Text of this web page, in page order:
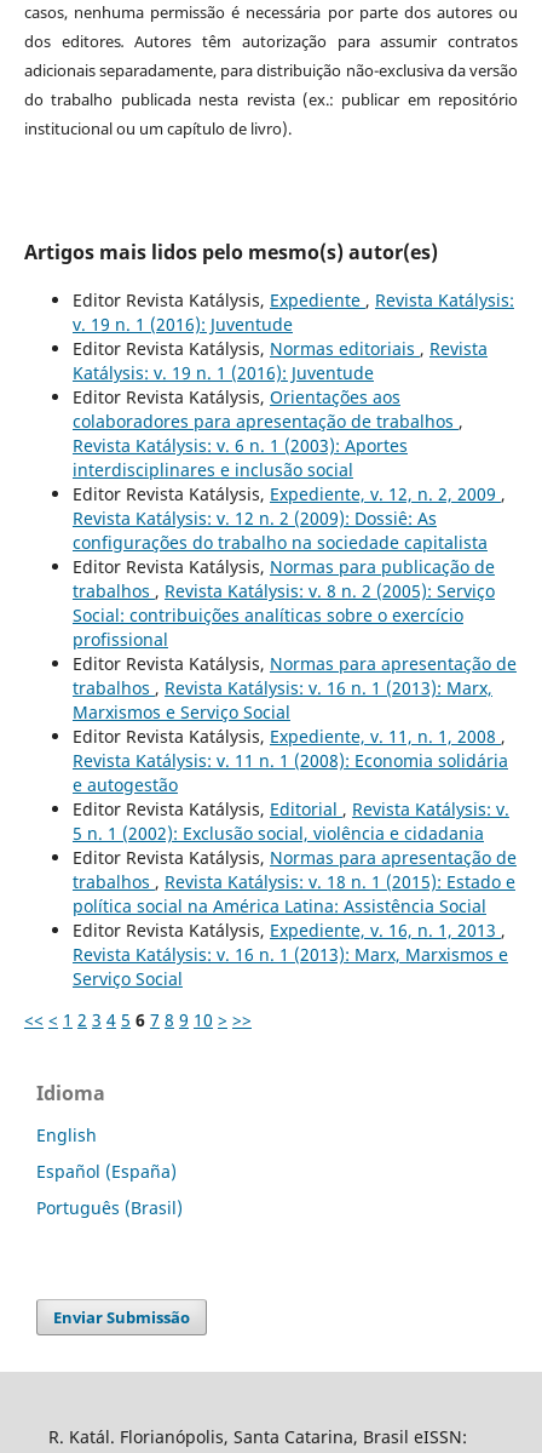
casos, nenhuma permissão é necessária por parte dos autores ou
dos editores.Autores têm autorização para assumir contratos
adicionais separadamente, para distribuição não-exclusiva da versão
do trabalho publicada nesta revista (ex.: publicar em repositório
institucional ou um capítulo de livro).
Artigos mais lidos pelo mesmo(s) autor(es)
Editor Revista Katálysis, Expediente , Revista Katálysis:
v. 19 n. 1 (2016): Juventude
Editor Revista Katálysis, Normas editoriais , Revista
Katálysis: v. 19 n. 1 (2016): Juventude
Editor Revista Katálysis, Orientações aos
colaboradores para apresentação de trabalhos ,
Revista Katálysis: v. 6 n. 1 (2003): Aportes
interdisciplinares e inclusão social
Editor Revista Katálysis, Expediente, v. 12, n. 2, 2009 ,
Revista Katálysis: v. 12 n. 2 (2009): Dossiê: As
configurações do trabalho na sociedade capitalista
Editor Revista Katálysis, Normas para publicação de
trabalhos , Revista Katálysis: v. 8 n. 2 (2005): Serviço
Social: contribuições analíticas sobre o exercício
profissional
Editor Revista Katálysis, Normas para apresentação de
trabalhos , Revista Katálysis: v. 16 n. 1 (2013): Marx,
Marxismos e Serviço Social
Editor Revista Katálysis, Expediente, v. 11, n. 1, 2008 ,
Revista Katálysis: v. 11 n. 1 (2008): Economia solidária
e autogestão
Editor Revista Katálysis, Editorial , Revista Katálysis: v.
5 n. 1 (2002): Exclusão social, violência e cidadania
Editor Revista Katálysis, Normas para apresentação de
trabalhos , Revista Katálysis: v. 18 n. 1 (2015): Estado e
política social na América Latina: Assistência Social
Editor Revista Katálysis, Expediente, v. 16, n. 1, 2013 ,
Revista Katálysis: v. 16 n. 1 (2013): Marx, Marxismos e
Serviço Social
<< < 1 2 3 4 5 6 7 8 9 10 > >>
Idioma
English
Español (España)
Português (Brasil)
Enviar Submissão
R. Katál. Florianópolis, Santa Catarina, Brasil eISSN: